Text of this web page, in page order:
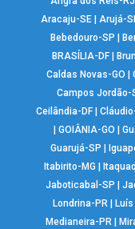
Aracaju-SE |Arujá-
Bebedouro-SP
BRASÍLIA-DF|
Caldas Novas-GO
|
Campos Jordão-
Ceilândia-DF|
GOIÂNIA-GO
Guarujá-SP
Itabirito-MG
Jaboticabal-SP
Londrina-PR|
Medianeira-PR